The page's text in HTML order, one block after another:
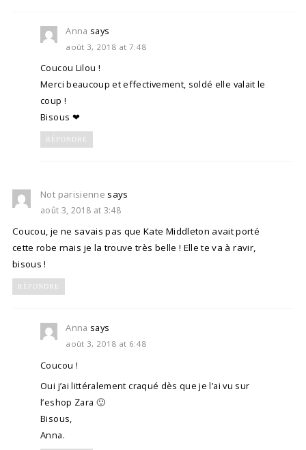
Anna says
août 3, 2018 at 7:48
Coucou Lilou !
Merci beaucoup et effectivement, soldé elle valait le
coup !
Bisous ❤
RÉPONDRE
Not parisienne says
août 3, 2018 at 3:48
Coucou, je ne savais pas que Kate Middleton avait porté
cette robe mais je la trouve très belle ! Elle te va à ravir,
bisous !
RÉPONDRE
Anna says
août 3, 2018 at 6:48
Coucou !
Oui j’ai littéralement craqué dès que je l’ai vu sur
l’eshop Zara 🙂
Bisous,
Anna.